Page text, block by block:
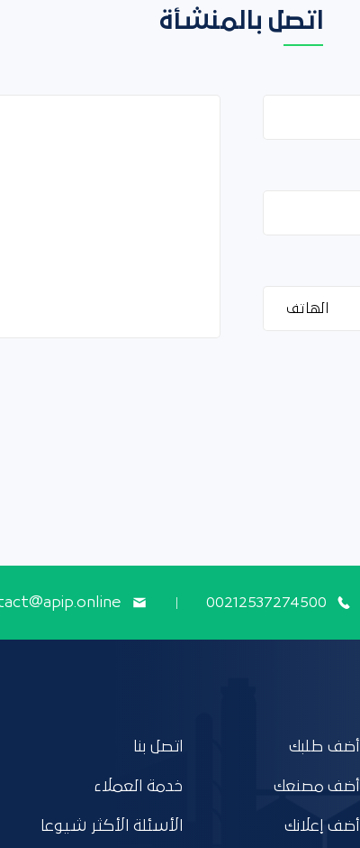
اتصل بالمنشأة
00212537274500
أضف طلبك
أضف مصنعك
أضف إعلانك
اتصل بنا
خدمة العملاء
الأسئلة الأكثر شيوعا